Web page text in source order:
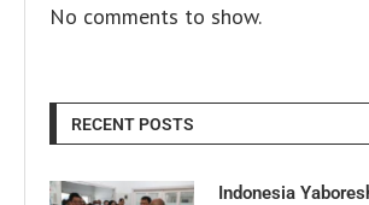
No comments to show.
RECENT POSTS
Indonesia